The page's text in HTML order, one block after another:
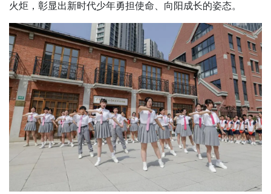
火炬，彰显出新时代少年勇担使命、向阳成长的姿态。